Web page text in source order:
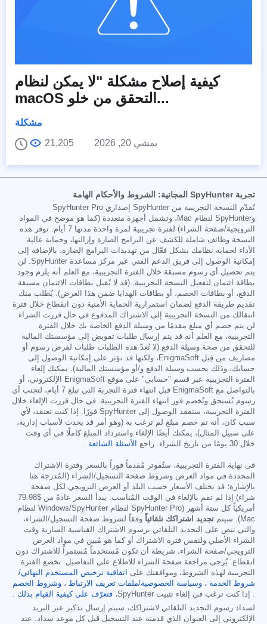
كيفية إصلاح مشكلة "لا يمكن لنظام
macOS التحقق من خلو...
مشكلة
يمشي 20, 2026
21,205
تجربة SpyHunter المجانية: الشروط والأحكام الهامة
تُقدّم النسخة التجريبية من SpyHunter إصداري SpyHunter Pro
وSpyHunter لنظام Mac، وتشمل أجهزة متعددة (كما هو موضح في المواد
الترويجية/صفحة الشراء) لفترة تجريبية لمرة واحدة مدتها 7 أيام. توفر هذه
النسخة وظائف شاملة للكشف عن البرامج الضارة وإزالتها، وحماية عالية
الأداء لحماية نظامك بشكل فعّال من تهديدات البرامج الضارة، بالإضافة إلى
إمكانية الوصول إلى فريق الدعم الفني عبر مركز مساعدة SpyHunter. لن
يتم تحصيل أي رسوم مسبقة خلال الفترة التجريبية، مع العلم أنه يلزم وجود
بطاقة ائتمان لتفعيل النسخة التجريبية. (قد لا تُقبل بطاقات الائتمان مسبقة
الدفع، أو بطاقات الخصم، أو بطاقات الهدايا ضمن هذا العرض). يُطلب منك
تقديم طريقة الدفع لضمان استمرارية الحماية الأمنية دون انقطاع خلال فترة
انتقالك من النسخة التجريبية إلى الاشتراك المدفوع في حال قررت الشراء.
لن يتم خصم أي مبلغ مقدمًا من وسيلة الدفع الخاصة بك خلال الفترة
التجريبية، مع العلم أنه قد يتم إرسال طلبات تفويض إلى مؤسستك المالية
للتحقق من صحة وسيلة الدفع (لا تُعدّ هذه الطلبات طلبات لفرض رسوم أو
مصاريف من قِبل EnigmaSoft، ولكنها قد تؤثر على إمكانية الوصول إلى
حسابك، وذلك بحسب وسيلة الدفع و/أو مؤسستك المالية). يمكنك إلغاء
الفترة التجريبية عبر قسم "حسابي" على موقع EnigmaSoft الإلكتروني، أو
بالتواصل مع EnigmaSoft قبل انتهاء فترة التجربة التي تبلغ 7 أيام، لتجنب أي
رسوم تُستحق وتُخصم فور انتهاء الفترة التجريبية. في حال قررت الإلغاء خلال
الفترة التجريبية، ستفقد الوصول إلى SpyHunter فورًا. إذا كنت تعتقد، لأي
سبب كان، أنه تم خصم مبلغ لم ترغب به (وهو أمر قد يحدث لأسباب إدارية،
على سبيل المثال)، يمكنك أيضًا الإلغاء واسترداد المبلغ كاملًا في أي وقت
خلال 30 يومًا من تاريخ الشراء. راجع
الأسئلة الشائعة .
في نهاية الفترة التجريبية، ستُفوتر مُقدماً فوراً بالسعر وفترة الاشتراك
المحددة في مواد العرض وشروط صفحة التسجيل/الشراء (المُدرجة هنا
بالإشارة؛ قد تختلف الأسعار حسب البلد أو العرض الترويجي لكل صفحة
شراء) إذا لم تقم بالإلغاء في الوقت المُناسب. يبدأ السعر عادةً من $79.98
أمريكياً كل ستة أشهر (SpyHunter Pro لنظام Windows/SpyHunter لنظام
Mac). سيتم
تجديد اشتراكك تلقائياً وفقاً لشروط صفحة التسجيل/الشراء،
والتي تنص على التجديد التلقائي برسوم الاشتراك القياسية السارية وقت
الشراء الأصلي ولنفس فترة الاشتراك أو كما هو مُبين في مواد العرض
الترويجي/صفحة الشراء، شريطة أن تكون مُستخدماً مُستمراً للاشتراك دون
انقطاع. يُرجى مراجعة صفحة الشراء للاطلاع على التفاصيل. تخضع الفترة
التجريبية لهذه الشروط، وموافقتك على
اتفاقية ترخيص المستخدم النهائي/
شروط الخدمة ، وسياسة الخصوصية/ملفات تعريف الارتباط ، وشروط الخصم
. إذا كنت ترغب في إلغاء تثبيت SpyHunter،
فتعرّف على كيفية القيام بذلك .
لسداد رسوم التجديد التلقائي لاشتراكك، سيتم إرسال تذكير عبر البريد
الإلكتروني إلى العنوان الذي قدمته عند التسجيل قبل كل موعد سداد. عند